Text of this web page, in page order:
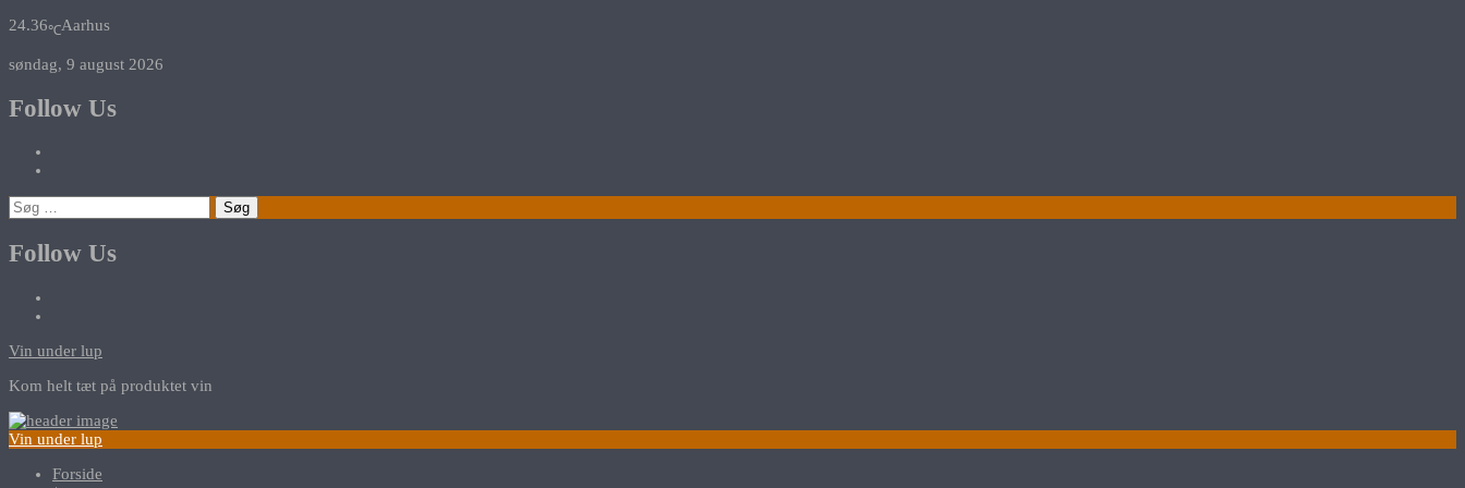
24.36℃Aarhus
søndag, 9 august 2026
Follow Us
Søg
efter:
Follow Us
Vin under lup
Kom helt tæt på produktet vin
Vin under lup
Forside